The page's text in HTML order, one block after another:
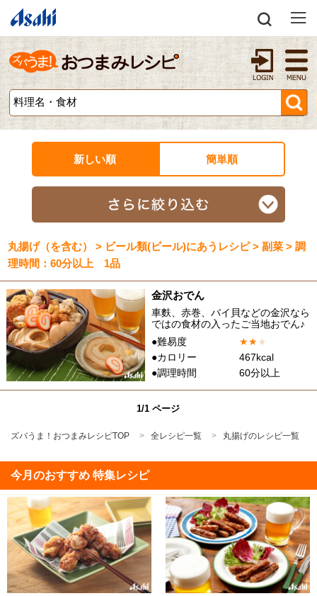
新しい順 簡単順
丸揚げ（を含む） > ビール類(ビール)にあうレシピ > 副菜 > 調
理時間：60分以上 1品
金沢おでん
車麩、赤巻、バイ貝などの金沢なら
ではの食材の入ったご当地おでん♪
●難易度
★★★
●カロリー
467kcal
●調理時間
60分以上
1/1 ページ
ズバうま！おつまみレシピTOP 全レシピ一覧 丸揚げのレシピ一覧
今月のおすすめ 特集レシピ